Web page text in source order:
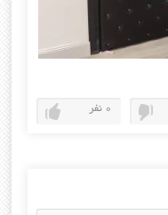
0 نفر